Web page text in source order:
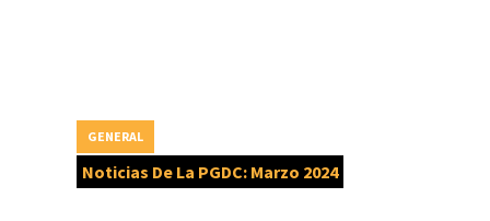
Noticias De La PGDC: Marzo 2024
GENERAL